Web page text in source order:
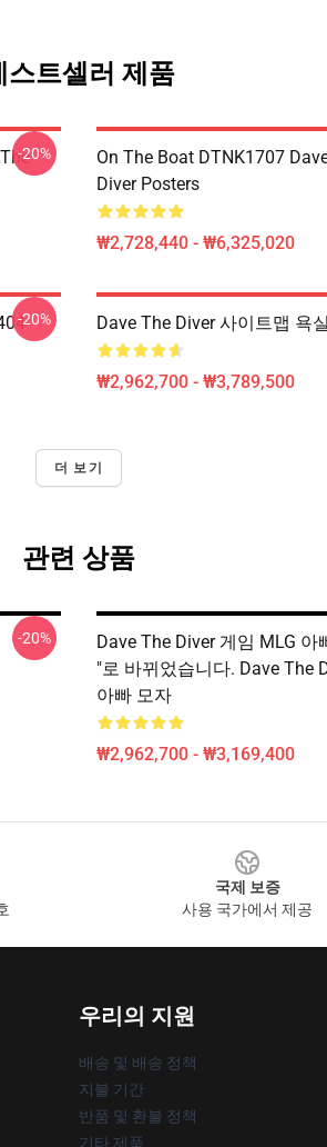
스트셀러 제품
-20%
On The Boat DTNK1707
Diver Posters
₩2,728,440 - ₩6,325,020
-20% Dave The Diver 사이트맵 욕
₩2,962,700 - ₩3,789,500
더 보기
관련 상품
-20%
Dave The Diver 게임 MLG 아
"로 바뀌었습니다. Dave The
아빠 모자
₩2,962,700 - ₩3,169,400
국제 보증
사용 국가에서 제공
우리의 지원
배송 및 배송 정책
지불 기간
반품 및 환불 정책
기타 제품